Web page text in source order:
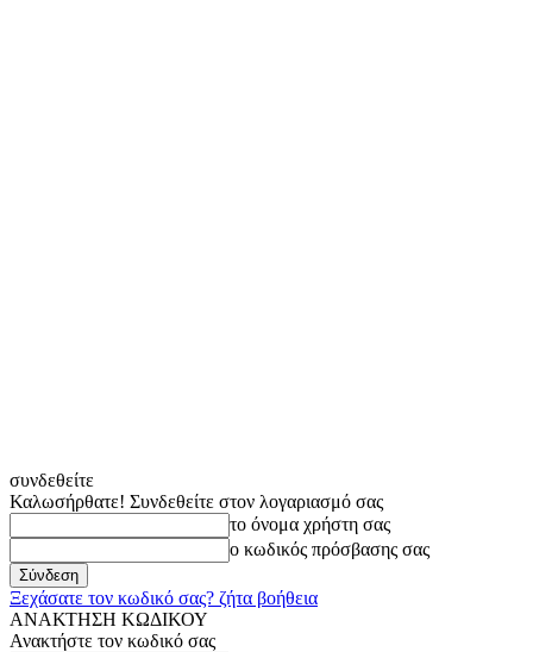
συνδεθείτε
Καλωσήρθατε! Συνδεθείτε στον λογαριασμό σας
το όνομα χρήστη σας
ο κωδικός πρόσβασης σας
Ξεχάσατε τον κωδικό σας? ζήτα βοήθεια
ΑΝΑΚΤΗΣΗ ΚΩΔΙΚΟΥ
Ανακτήστε τον κωδικό σας